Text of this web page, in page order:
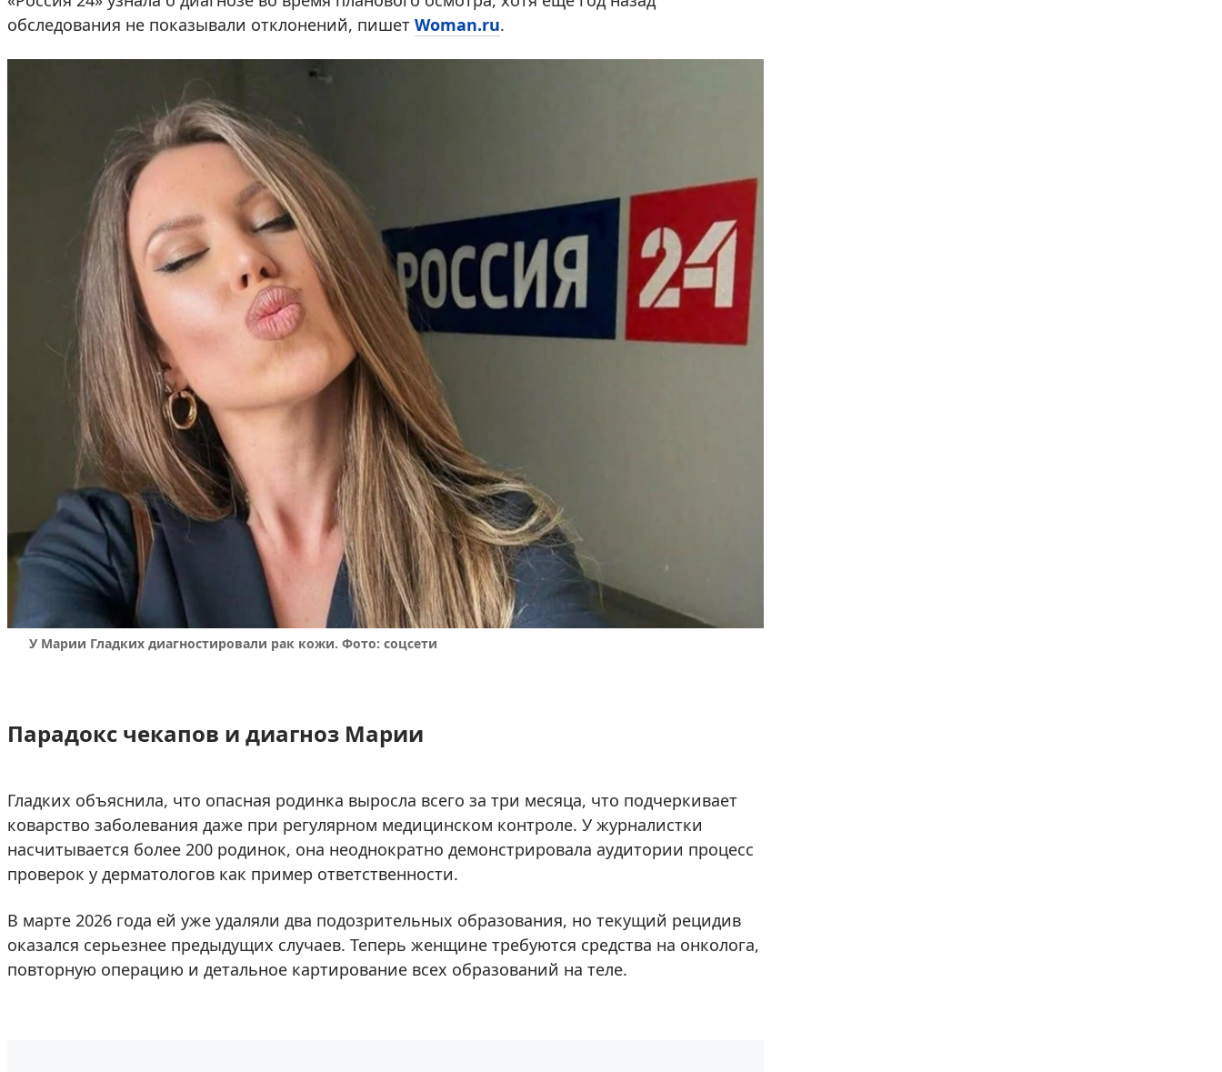
обследования не показывали отклонений, пишет Woman.ru.
У Марии Гладких диагностировали рак кожи. Фото: соцсети
Парадокс чекапов и диагноз Марии
Гладких объяснила, что опасная родинка выросла всего за три месяца, что подчеркивает
коварство заболевания даже при регулярном медицинском контроле. У журналистки
насчитывается более 200 родинок, она неоднократно демонстрировала аудитории процесс
проверок у дерматологов как пример ответственности.
В марте 2026 года ей уже удаляли два подозрительных образования, но текущий рецидив
оказался серьезнее предыдущих случаев. Теперь женщине требуются средства на онколога,
повторную операцию и детальное картирование всех образований на теле.